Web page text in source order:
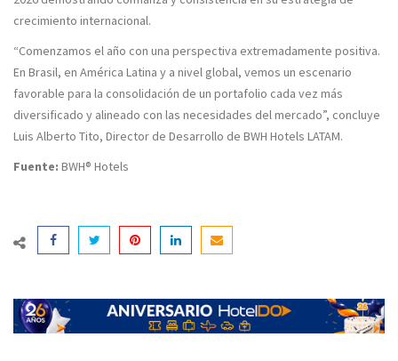
crecimiento internacional.
“Comenzamos el año con una perspectiva extremadamente positiva.
En Brasil, en América Latina y a nivel global, vemos un escenario
favorable para la consolidación de un portafolio cada vez más
diversificado y alineado con las necesidades del mercado”, concluye
Luis Alberto Tito, Director de Desarrollo de BWH Hotels LATAM.
Fuente: BWH® Hotels